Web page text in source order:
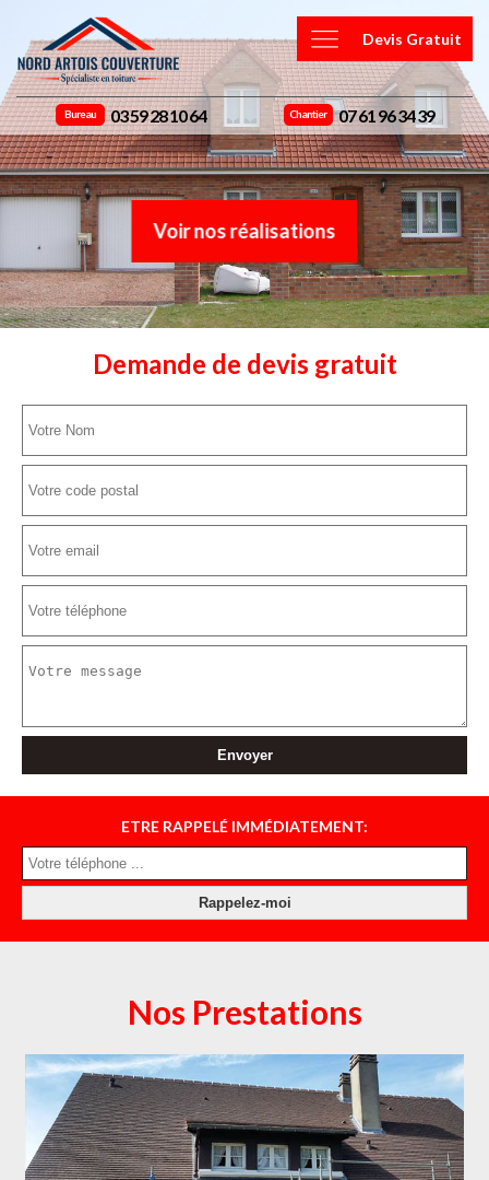
Devis Gratuit
Bureau 03 59 28 10 64 Chantier 07 61 96 34 39
Voir nos réalisations
Demande de devis gratuit
ETRE RAPPELÉ IMMÉDIATEMENT:
Nos Prestations